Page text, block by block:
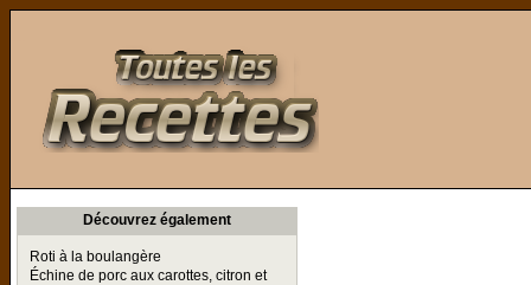
Découvrez également
Roti à la boulangère
Échine de porc aux carottes, citron et